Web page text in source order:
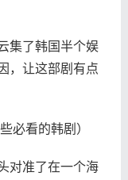
集了韩国半个娱
，让这部剧有点
对准了在一个海